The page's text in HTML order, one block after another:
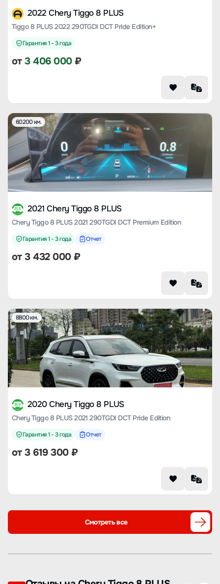
2022 Chery Tiggo 8 PLUS
Tiggo 8 PLUS 2022 290TGDI DCT Pride Edition+
Гарантия 1 - 3 года
от3 406 000₽
60200 км.
2021 Chery Tiggo 8 PLUS
Chery Tiggo 8 PLUS 2021 290TGDI DCT Premium Edition
Гарантия 1 - 3 года Отчет
от3 432 000₽
8800 км.
2020 Chery Tiggo 8 PLUS
Chery Tiggo 8 PLUS 2021 290TGDI DCT Pride Edition
Гарантия 1 - 3 года Отчет
от3 619 300₽
Смотреть все